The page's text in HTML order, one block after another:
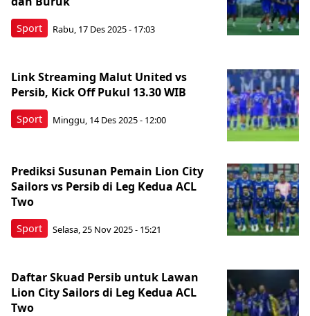
Sport Rabu, 17 Des 2025 - 17:03
Sport
Link Streaming Malut United vs
Persib, Kick Off Pukul 13.30 WIB
Minggu, 14 Des 2025 - 12:00
Sport
Prediksi Susunan Pemain Lion City
Sailors vs Persib di Leg Kedua ACL
Two
Selasa, 25 Nov 2025 - 15:21
Daftar Skuad Persib untuk Lawan
Lion City Sailors di Leg Kedua ACL
Two